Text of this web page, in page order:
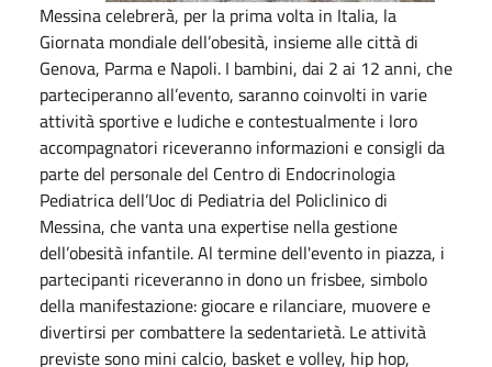
Messina celebrerà, per la prima volta in Italia, la
Giornata mondiale dell’obesità, insieme alle città di
Genova, Parma e Napoli. I bambini, dai 2 ai 12 anni, che
parteciperanno all’evento, saranno coinvolti in varie
attività sportive e ludiche e contestualmente i loro
accompagnatori riceveranno informazioni e consigli da
parte del personale del Centro di Endocrinologia
Pediatrica dell’Uoc di Pediatria del Policlinico di
Messina, che vanta una expertise nella gestione
dell’obesità infantile. Al termine dell'evento in piazza, i
partecipanti riceveranno in dono un frisbee, simbolo
della manifestazione: giocare e rilanciare, muovere e
divertirsi per combattere la sedentarietà. Le attività
previste sono mini calcio, basket e volley, hip hop,